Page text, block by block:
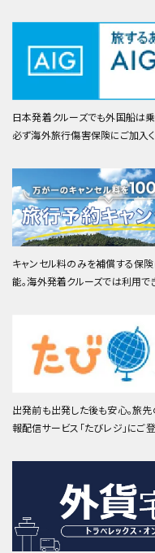
日本発着クルーズでも外国船は
必ず海外旅行傷害保険にご加入く
キャンセル料のみを補償する保
能。海外発着クルーズでは利用で
出発前も出発した後も安心。旅
報配信サービス「たびレジ」にご登